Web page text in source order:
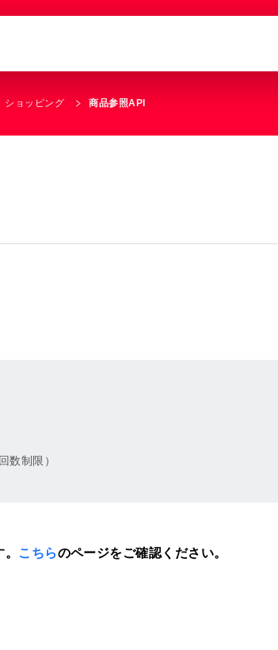
ショッピング 商品参照API
制限）
掲載不可）
こちらのページをご確認ください。